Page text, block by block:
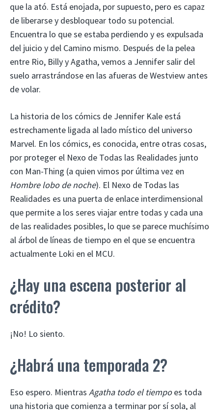
que la ató. Está enojada, por supuesto, pero es capaz
de liberarse y desbloquear todo su potencial.
Encuentra lo que se estaba perdiendo y es expulsada
del juicio y del Camino mismo. Después de la pelea
entre Rio, Billy y Agatha, vemos a Jennifer salir del
suelo arrastrándose en las afueras de Westview antes
de volar.
La historia de los cómics de Jennifer Kale está
estrechamente ligada al lado místico del universo
Marvel. En los cómics, es conocida, entre otras cosas,
por proteger el Nexo de Todas las Realidades junto
con Man-Thing (a quien vimos por última vez en
Hombre lobo de noche). El Nexo de Todas las
Realidades es una puerta de enlace interdimensional
que permite a los seres viajar entre todas y cada una
de las realidades posibles, lo que se parece muchísimo
al árbol de líneas de tiempo en el que se encuentra
actualmente Loki en el MCU.
¿Hay una escena posterior al
crédito?
¡No! Lo siento.
¿Habrá una temporada 2?
Eso espero. Mientras Agatha todo el tiempoes toda
una historia que comienza a terminar por sí sola, al